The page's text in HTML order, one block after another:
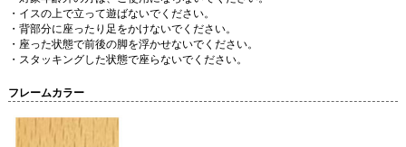
・イスの上で立って遊ばないでください。
・背部分に座ったり足をかけないでください。
・座った状態で前後の脚を浮かせないでください。
・スタッキングした状態で座らないでください。
フレームカラー